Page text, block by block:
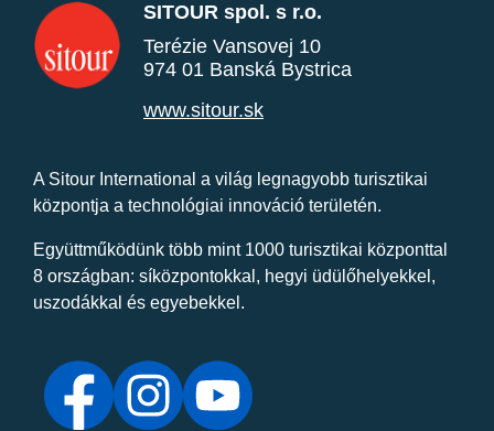
SITOUR spol. s r.o.
Terézie Vansovej 10
974 01 Banská Bystrica
www.sitour.sk
A Sitour International a világ legnagyobb turisztikai
központja a technológiai innováció területén.
Együttműködünk több mint 1000 turisztikai központtal
8 országban: síközpontokkal, hegyi üdülőhelyekkel,
uszodákkal és egyebekkel.